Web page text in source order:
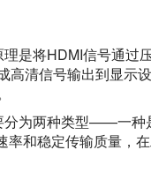
是将HDMI信号通过
高清信号输出到显示
为两种类型——一
和稳定传输质量，